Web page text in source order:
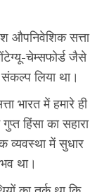
औपनिवेशिक सत्ता
चेम्सफोर्ड जैसे
लिया था।
भारत में हमारे ही
हिंसा का सहारा
व्यवस्था में सुधार
था।